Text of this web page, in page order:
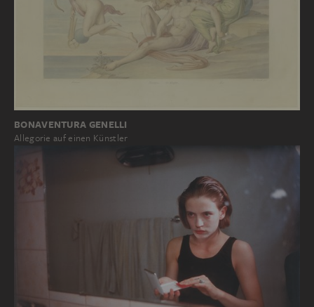
BONAVENTURA GENELLI
Allegorie auf einen Künstler